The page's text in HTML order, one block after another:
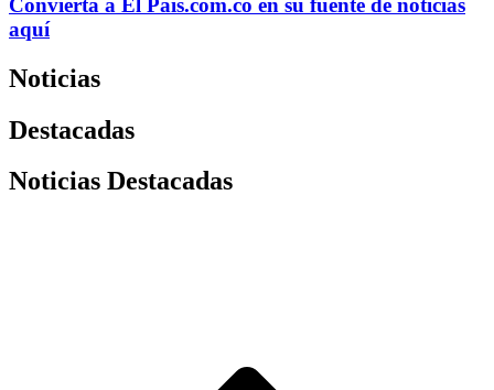
Convierta a El País.com.co en su fuente de noticias
aquí
Noticias
Destacadas
Noticias Destacadas